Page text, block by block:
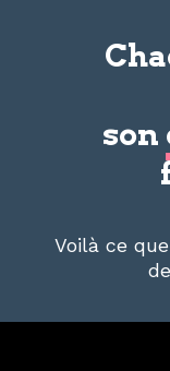
son
Voilà ce